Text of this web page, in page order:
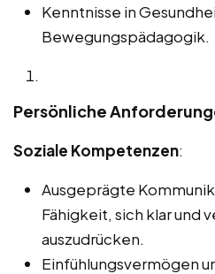
Kenntnisse in
Bewegungspädagogik.
Persönliche
Soziale Kompetenzen:
Ausgeprägte
Fähigkeit, sich klar und
auszudrücken.
Einfühlungsvermögen